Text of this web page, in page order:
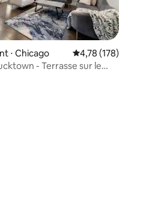
de 22 commentaires : 4,95 sur 5
⋅ Chicago Évaluation moyenne
4,78 (178)
- Terrasse sur le